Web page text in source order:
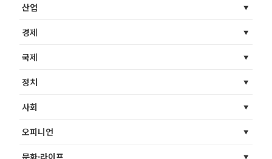
산업
경제
국제
정치
사회
오피니언
문화·라이프